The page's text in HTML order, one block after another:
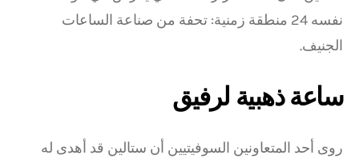
نفسه 24 منطقة زمنية: تحفة من صناعة الساعات
الجنيف.
ساعة ذهبية لرفيق
روى أحد المتعاونين السوفيتيين أن ستالين قد أهدى له